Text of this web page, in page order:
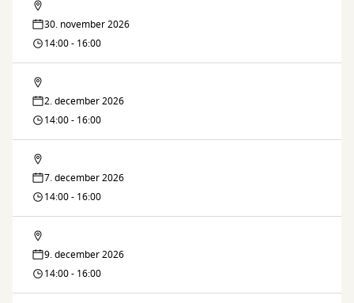
Lektiecaféen
30. november 2026
14:00 - 16:00
Lektiecaféen
2. december 2026
14:00 - 16:00
Lektiecaféen
7. december 2026
14:00 - 16:00
Lektiecaféen
9. december 2026
14:00 - 16:00